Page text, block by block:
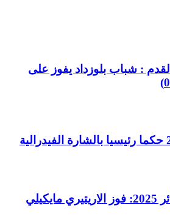
: شباب بلوزداد يفوز على
دراجات: طواف الجزائر 2025: فوز الاريتيري مايكيلي